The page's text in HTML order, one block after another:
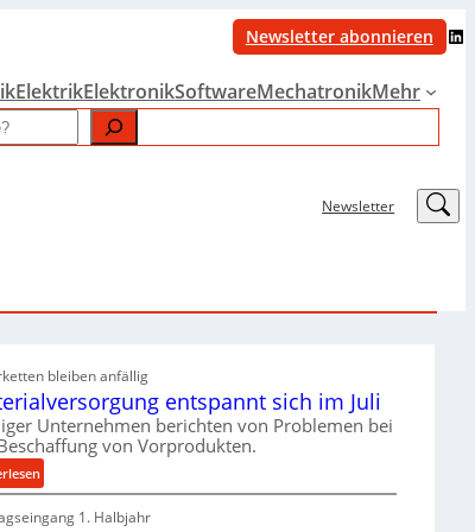
Newsletter abonnieren LinkedIn
ElektrikElektronikSoftwareMechatronikMehr
Newsletter LinkedIn
bleiben anfällig
entspannt sich im Juli
Unternehmen berichten von Problemen bei
von Vorprodukten.
:
M
a
1. Halbjahr